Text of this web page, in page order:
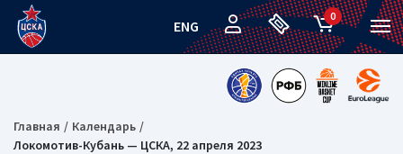
ENG
0
Главная
Календарь
Локомотив-Кубань — ЦСКА, 22 апреля 2023